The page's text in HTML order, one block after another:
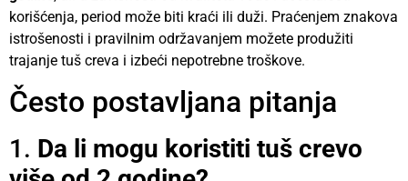
korišćenja, period može biti kraći ili duži. Praćenjem znakova
istrošenosti i pravilnim održavanjem možete produžiti
trajanje tuš creva i izbeći nepotrebne troškove.
Često postavljana pitanja
1. Da li mogu koristiti tuš crevo